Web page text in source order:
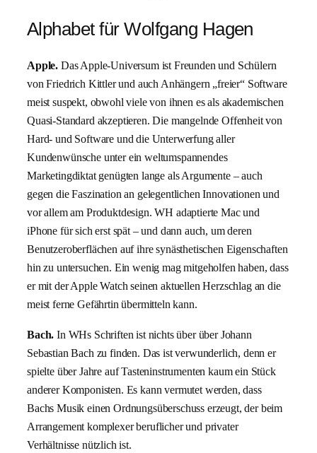
Alphabet für Wolfgang Hagen
Apple. Das Apple-Universum ist Freunden und Schülern
von Friedrich Kittler und auch Anhängern „freier“ Software
meist suspekt, obwohl viele von ihnen es als akademischen
Quasi-Standard akzeptieren. Die mangelnde Offenheit von
Hard- und Software und die Unterwerfung aller
Kundenwünsche unter ein weltumspannendes
Marketingdiktat genügten lange als Argumente – auch
gegen die Faszination an gelegentlichen Innovationen und
vor allem am Produktdesign. WH adaptierte Mac und
iPhone für sich erst spät – und dann auch, um deren
Benutzeroberflächen auf ihre synästhetischen Eigenschaften
hin zu untersuchen. Ein wenig mag mitgeholfen haben, dass
er mit der Apple Watch seinen aktuellen Herzschlag an die
meist ferne Gefährtin übermitteln kann.
Bach. In WHs Schriften ist nichts über über Johann
Sebastian Bach zu finden. Das ist verwunderlich, denn er
spielte über Jahre auf Tasteninstrumenten kaum ein Stück
anderer Komponisten. Es kann vermutet werden, dass
Bachs Musik einen Ordnungsüberschuss erzeugt, der beim
Arrangement komplexer beruflicher und privater
Verhältnisse nützlich ist.